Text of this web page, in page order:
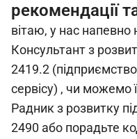
рекомендації
вітаю, у нас напевно
Консультант з
2419.2
сервісу) , чи можемо
Радник з розвитку
2490 або порадьте